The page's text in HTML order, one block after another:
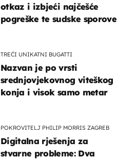
otkaz i izbjeći najčešće
pogreške te sudske sporove
TREĆI UNIKATNI BUGATTI
Nazvan je po vrsti
srednjovjekovnog viteškog
konja i visok samo metar
POKROVITELJ PHILIP MORRIS ZAGREB
Digitalna rješenja za
stvarne probleme: Dva